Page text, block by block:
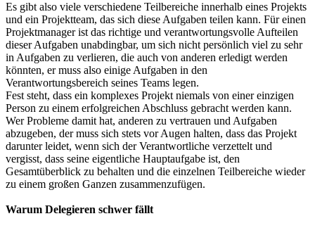
Es gibt also viele verschiedene Teilbereiche innerhalb eines Projekts
und ein Projektteam, das sich diese Aufgaben teilen kann. Für einen
Projektmanager ist das richtige und verantwortungsvolle Aufteilen
dieser Aufgaben unabdingbar, um sich nicht persönlich viel zu sehr
in Aufgaben zu verlieren, die auch von anderen erledigt werden
könnten, er muss also einige Aufgaben in den
Verantwortungsbereich seines Teams legen.
Fest steht, dass ein komplexes Projekt niemals von einer einzigen
Person zu einem erfolgreichen Abschluss gebracht werden kann.
Wer Probleme damit hat, anderen zu vertrauen und Aufgaben
abzugeben, der muss sich stets vor Augen halten, dass das Projekt
darunter leidet, wenn sich der Verantwortliche verzettelt und
vergisst, dass seine eigentliche Hauptaufgabe ist, den
Gesamtüberblick zu behalten und die einzelnen Teilbereiche wieder
zu einem großen Ganzen zusammenzufügen.
Warum Delegieren schwer fällt